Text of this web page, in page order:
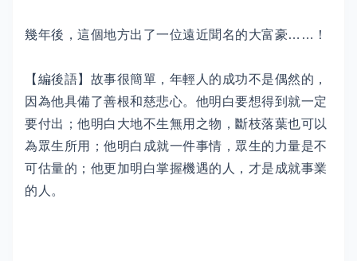
幾年後，這個地方出了一位遠近聞名的大富豪……！
【編後語】故事很簡單，年輕人的成功不是偶然的，
因為他具備了善根和慈悲心。他明白要想得到就一定
要付出；他明白大地不生無用之物，斷枝落葉也可以
為眾生所用；他明白成就一件事情，眾生的力量是不
可估量的；他更加明白掌握機遇的人，才是成就事業
的人。